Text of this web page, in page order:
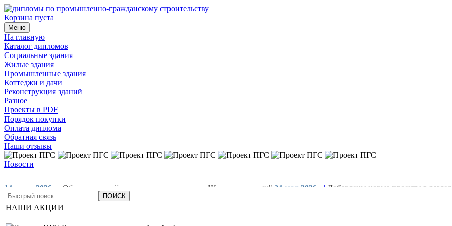
Корзина пуста
Меню
На главную
Каталог дипломов
Социальные здания
Жилые здания
Промышленные здания
Коттеджи и дачи
Реконструкция зданий
Разное
Проекты в PDF
Порядок покупки
Оплата диплома
Обратная связь
Наши отзывы
Новости
Обновлен дизайн всех проектов на ветке "Коттеджи и дачи" 24 мая 2026 | Добавлены новые проекты в
проекты в раздел "Жилые здания" 01 мая 2026
НАШИ АКЦИИ